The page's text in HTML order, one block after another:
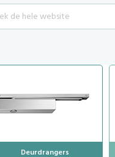
Deurdrangers